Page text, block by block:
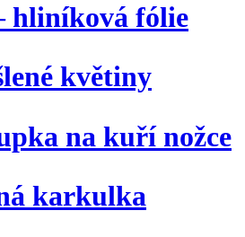
hliníková fólie
květiny
na kuří nožce
karkulka